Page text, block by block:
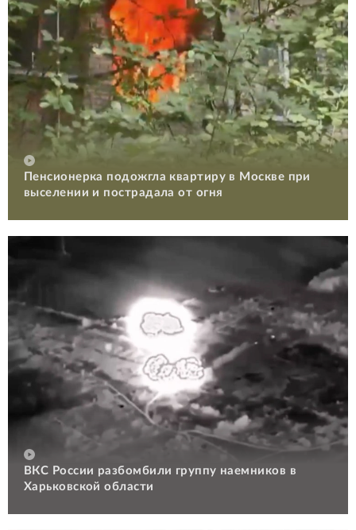
Пенсионерка подожгла квартиру в Москве при
выселении и пострадала от огня
ВКС России разбомбили группу наемников в
Харьковской области